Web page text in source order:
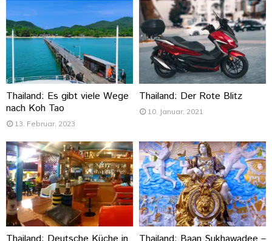
Thailand: Es gibt viele Wege
nach Koh Tao
13. Februar, 2023
Thailand: Der Rote Blitz
10. Januar, 2021